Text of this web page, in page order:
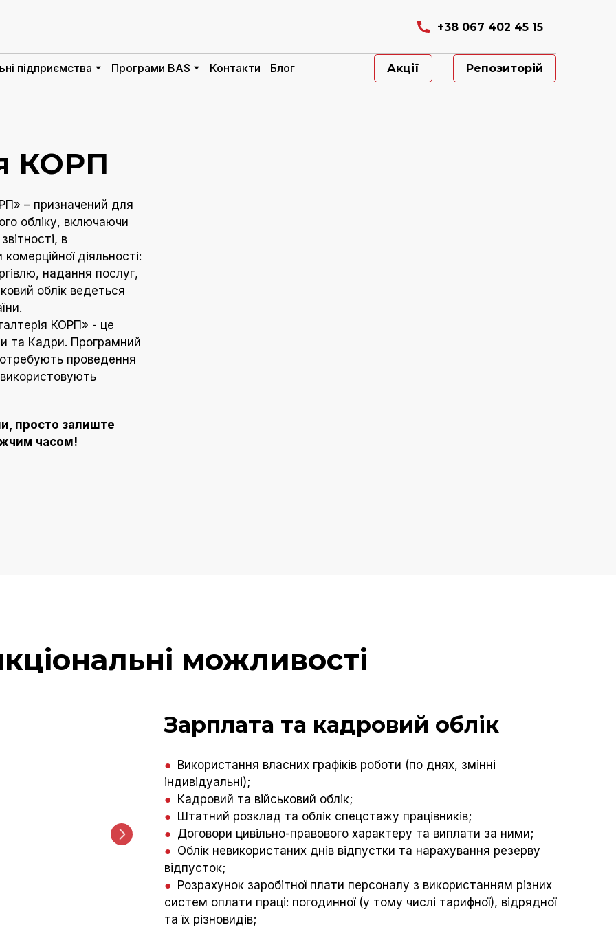
+38 067 402 45 15
підприємства Програми BAS Контакти Блог Акції Репозиторій
КОРП
– призначений для
обліку, включаючи
в
діяльності:
надання послуг,
облік ведеться
КОРП» - це
та Кадри. Програмний
проведення
просто залиште
часом!
можливості
Зарплата та кадровий облік
● Використання власних графіків роботи (по днях, змінні
індивідуальні);
● Кадровий та військовий облік;
● Штатний розклад та облік спецстажу працівників;
● Договори цивільно-правового характеру та виплати за ними;
● Облік невикористаних днів відпустки та нарахування резерву
відпусток;
● Розрахунок заробітної плати персоналу з використанням різних
систем оплати праці: погодинної (у тому числі тарифної), відрядної
та їх різновидів;